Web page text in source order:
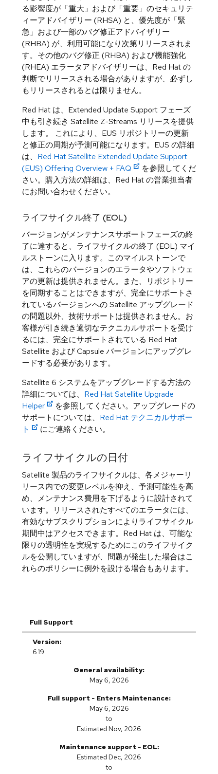
る影響度が「重大」および「重要」のセキュリテ
ィーアドバイザリー (RHSA) と、優先度が「緊
急」および一部のバグ修正アドバイザリー
(RHBA) が、利用可能になり次第リリースされま
す。その他のバグ修正 (RHBA) および機能強化
(RHEA) エラータアドバイザリーは、Red Hat の
判断でリリースされる場合がありますが、必ずし
もリリースされるとは限りません。
Red Hat は、Extended Update Support フェーズ
中も引き続き Satellite Z-Streams リリースを提供
します。 これにより、EUS リポジトリーの更新
と修正の周期が予測可能になります。EUS の詳細
は、 Red Hat Satellite Extended Update Support
(EUS) Offering Overview + FAQ
を参照してくだ
さい。購入方法の詳細は、Red Hat の営業担当者
にお問い合わせください。
ライフサイクル終了 (EOL)
バージョンがメンテナンスサポートフェーズの終
了に達すると、ライフサイクルの終了 (EOL) マイ
ルストーンに入ります。このマイルストーンで
は、これらのバージョンのエラータやソフトウェ
アの更新は提供されません。また、リポジトリー
を同期することはできますが、完全にサポートさ
れているバージョンへの Satellite アップグレード
の問題以外、技術サポートは提供されません。お
客様が引き続き適切なテクニカルサポートを受け
るには、完全にサポートされている Red Hat
Satellite および Capsule バージョンにアップグレ
ードする必要があります。
Satellite 6 システムをアップグレードする方法の
詳細については、 Red Hat Satellite Upgrade
Helper
を参照してください。アップグレードの
サポートについては、 Red Hat テクニカルサポー
ト
にご連絡ください。
ライフサイクルの日付
Satellite 製品のライフサイクルは、各メジャーリ
リース内での変更レベルを抑え、予測可能性を高
め、メンテナンス費用を下げるように設計されて
います。リリースされたすべてのエラータには、
有効なサブスクリプションによりライフサイクル
期間中はアクセスできます。Red Hat は、可能な
限りの透明性を実現するためにこのライフサイク
ルを公開していますが、問題が発生した場合はこ
れらのポリシーに例外を設ける場合もあります。